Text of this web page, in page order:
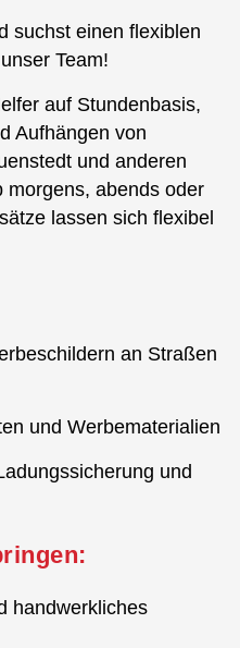
suchst einen flexiblen
Team!
auf Stundenbasis,
Aufhängen von
und anderen
morgens, abends oder
lassen sich flexibel
an Straßen
und Werbematerialien
und
handwerkliches